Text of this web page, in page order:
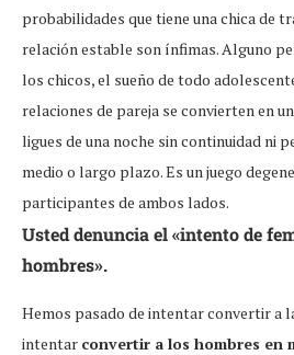
probabilidades que tiene una chica de
relación estable son ínfimas. Alguno
los chicos, el sueño de todo
relaciones de pareja se convierten en
ligues de una noche sin continuidad ni
medio o largo plazo. Es un juego
participantes de ambos lados.
Usted denuncia el «intento de
hombres».
Hemos pasado de intentar convertir a
intentar convertir a los hombres en